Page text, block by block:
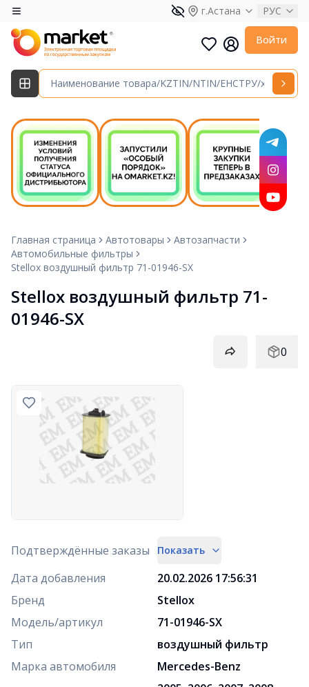
г.Астана РУС
Войти
Главная страница Автотовары
Автозапчасти
Автомобильные фильтры
Stellox воздушный фильтр 71-01946-SX
Stellox воздушный фильтр 71-
01946-SX
0
Подтверждённые заказы Показать
Дата добавления
20.02.2026 17:56:31
Бренд
Stellox
Модель/артикул
71-01946-SX
Тип
воздушный фильтр
Марка автомобиля
Mercedes-Benz